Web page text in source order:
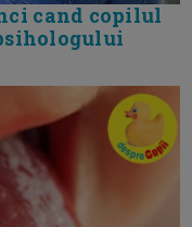
cand copilul